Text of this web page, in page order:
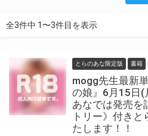
全3件中 1〜3件目を表示
とらのあな限定版 書籍
mogg先生最新
の娘』6月15日(
あなでは発売を
トリー》付き
たします！！